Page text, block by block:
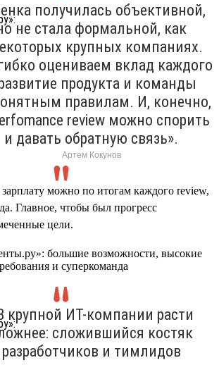
получилась объективной,
не стала формальной, как
крупных компаниях.
оцениваем вклад каждого
продукта и команды
правилам. И, конечно,
review можно спорить
и давать обратную связь».
Артем Кокунов
можно по итогам каждого review,
Главное, чтобы был прогресс
цели.
крупной ИТ-компании расти
сложившийся костяк
разработчиков и тимлидов